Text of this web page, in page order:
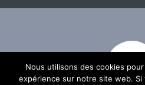
Nous utilisons des cookies
expérience sur notre site web.